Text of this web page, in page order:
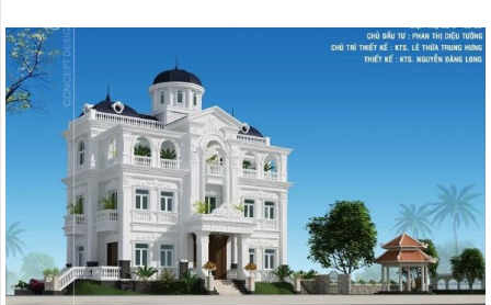
vực. Chủ đầu tư: Tổng công ty Phát Điện 3. Địa
điểm: Khu đô thị Sala, Shop House số 60, 62, 64,
66 Nguyễn Cơ Thạch, P.